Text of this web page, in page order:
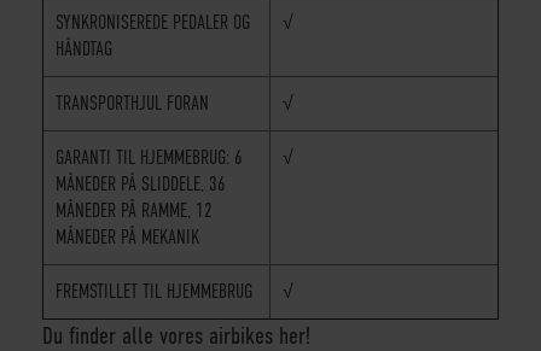
SYNKRONISEREDE PEDALER OG
HÅNDTAG
√
TRANSPORTHJUL FORAN √
GARANTI TIL HJEMMEBRUG: 6
MÅNEDER PÅ SLIDDELE, 36
MÅNEDER PÅ RAMME, 12
MÅNEDER PÅ MEKANIK
√
FREMSTILLET TIL HJEMMEBRUG √
Du finder alle vores airbikes her!